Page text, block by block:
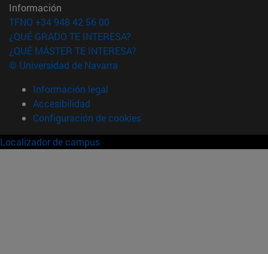
Información
TFNO +34 948 42 56 00
¿QUÉ GRADO TE INTERESA?
¿QUÉ MÁSTER TE INTERESA?
© Universidad de Navarra
Información legal
Accesibilidad
Configuración de cookies
Localizador de campus